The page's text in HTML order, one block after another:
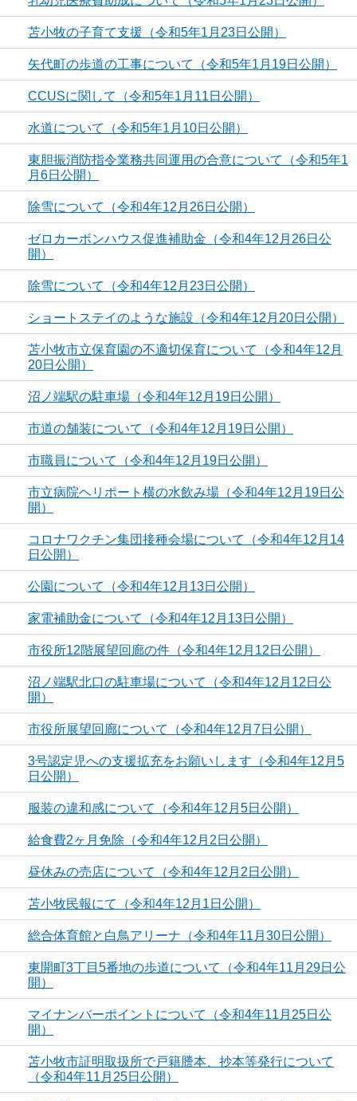
苫小牧の子育て支援（令和5年1月23日公開）
矢代町の歩道の工事について（令和5年1月19日公開）
CCUSに関して（令和5年1月11日公開）
水道について（令和5年1月10日公開）
東胆振消防指令業務共同運用の合意について（令和5年1
月6日公開）
除雪について（令和4年12月26日公開）
ゼロカーボンハウス促進補助金（令和4年12月26日公
開）
除雪について（令和4年12月23日公開）
ショートステイのような施設（令和4年12月20日公開）
苫小牧市立保育園の不適切保育について（令和4年12月
20日公開）
沼ノ端駅の駐車場（令和4年12月19日公開）
市道の舗装について（令和4年12月19日公開）
市職員について（令和4年12月19日公開）
市立病院ヘリポート横の水飲み場（令和4年12月19日公
開）
コロナワクチン集団接種会場について（令和4年12月14
日公開）
公園について（令和4年12月13日公開）
家電補助金について（令和4年12月13日公開）
市役所12階展望回廊の件（令和4年12月12日公開）
沼ノ端駅北口の駐車場について（令和4年12月12日公
開）
市役所展望回廊について（令和4年12月7日公開）
3号認定児への支援拡充をお願いします（令和4年12月5
日公開）
服装の違和感について（令和4年12月5日公開）
給食費2ヶ月免除（令和4年12月2日公開）
昼休みの売店について（令和4年12月2日公開）
苫小牧民報にて（令和4年12月1日公開）
総合体育館と白鳥アリーナ（令和4年11月30日公開）
東開町3丁目5番地の歩道について（令和4年11月29日公
開）
マイナンバーポイントについて（令和4年11月25日公
開）
苫小牧市証明取扱所で戸籍謄本、抄本等発行について
（令和4年11月25日公開）